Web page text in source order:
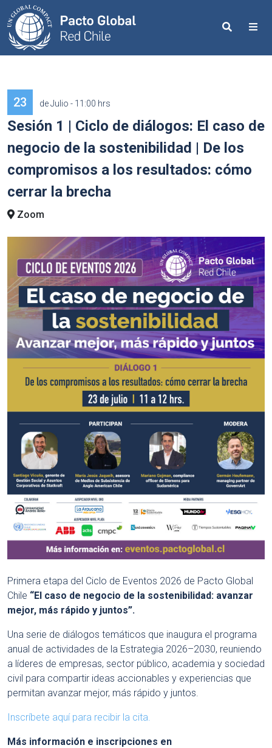
Search
23 de Julio - 11:00 hrs
Sesión 1 | Ciclo de diálogos: El caso de
negocio de la sostenibilidad | De los
compromisos a los resultados: cómo
cerrar la brecha
Zoom
Primera etapa del Ciclo de Eventos 2026 de Pacto Global
Chile “El caso de negocio de la sostenibilidad: avanzar
mejor, más rápido y juntos”.
Una serie de diálogos temáticos que inaugura el programa
anual de actividades de la Estrategia 2026–2030, reuniendo
a líderes de empresas, sector público, academia y sociedad
civil para compartir ideas accionables y experiencias que
permitan avanzar mejor, más rápido y juntos.
Inscríbete aquí para recibir la cita.
Más información e inscripciones en